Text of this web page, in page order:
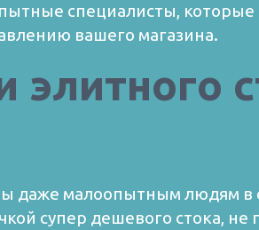
специалисты,
вашего магазина.
элитного
даже малоопытным людям
супер дешевого стока,